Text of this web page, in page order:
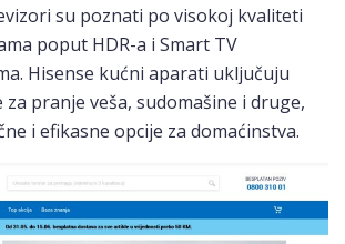
su poznati po visokoj kvaliteti
poput HDR-a i Smart TV
Hisense kućni aparati uključuju
pranje veša, sudomašine i druge,
i efikasne opcije za domaćinstva.